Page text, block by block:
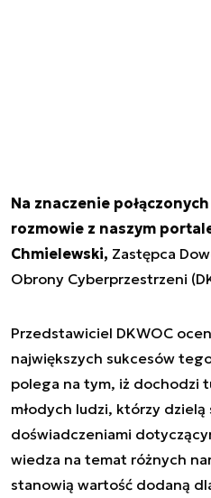
Na znaczenie
rozmowie z naszym
Chmielewski, Zastępca
Obrony Cyberprzestrzeni
Przedstawiciel DKWOC
największych sukcesów
polega na tym, iż dochodzi
młodych ludzi, którzy dzielą
doświadczeniami
wiedza na temat różnych
stanowią wartość dodaną